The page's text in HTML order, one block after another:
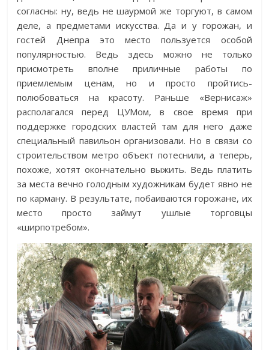
согласны: ну, ведь не шаурмой же торгуют, в самом
деле, а предметами искусства. Да и у горожан, и
гостей Днепра это место пользуется особой
популярностью. Ведь здесь можно не только
присмотреть вполне приличные работы по
приемлемым ценам, но и просто пройтись-
полюбоваться на красоту. Раньше «Вернисаж»
располагался перед ЦУМом, в свое время при
поддержке городских властей там для него даже
специальный павильон организовали. Но в связи со
строительством метро объект потеснили, а теперь,
похоже, хотят окончательно выжить. Ведь платить
за места вечно голодным художникам будет явно не
по карману. В результате, побаиваются горожане, их
место просто займут ушлые торговцы
«ширпотребом».